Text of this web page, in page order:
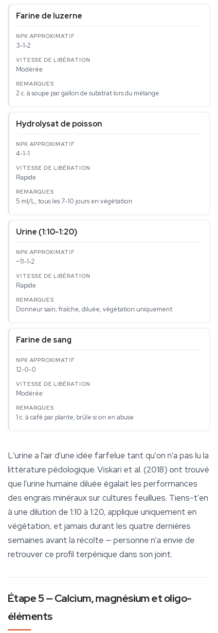
Farine de luzerne
3-1-2
Modérée
2 c. à soupe par gallon de substrat lors du mélange
Hydrolysat de poisson
4-1-1
Rapide
5 ml/L, tous les 7-10 jours en végétation
Urine (1:10-1:20)
~11-1-2
Rapide
Donneur sain, fraîche, diluée, végétation uniquement
Farine de sang
12-0-0
Modérée
1 c. à café par plante, brûle si on en abuse
L'urine a l'air d'une idée farfelue tant qu'on n'a pas lu la
littérature pédologique. Viskari et al. (2018) ont trouvé
que l'urine humaine diluée égalait les performances
des engrais minéraux sur cultures feuillues. Tiens-t'en
à une dilution de 1:10 à 1:20, applique uniquement en
végétation, et jamais durant les quatre dernières
semaines avant la récolte — personne n'a envie de
retrouver ce profil terpénique dans son joint.
Étape 5 — Calcium, magnésium et oligo-
éléments